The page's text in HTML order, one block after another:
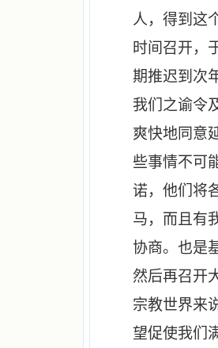
人，得到这
时间召开，
期推迟到次
我们之谕令
爽快地同意
些事情不可
诺，他们将
马，而且有
协商。也是
然后再召开
宗教世界来
望促使我们